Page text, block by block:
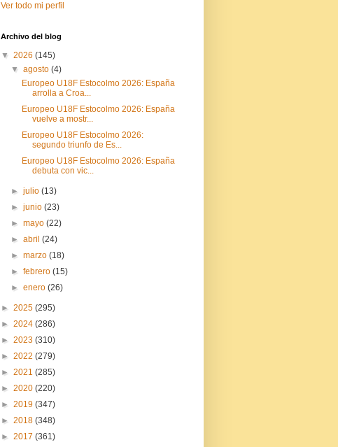
Ver todo mi perfil
Archivo del blog
▼ 2026 (145)
▼agosto(4)
Europeo U18F Estocolmo 2026: España
arrolla a Croa...
Europeo U18F Estocolmo 2026: España
vuelve a mostr...
Europeo U18F Estocolmo 2026:
segundo triunfo de Es...
Europeo U18F Estocolmo 2026: España
debuta con vic...
►julio(13)
►junio(23)
►mayo(22)
►abril(24)
►marzo(18)
►febrero(15)
►enero(26)
► 2025 (295)
► 2024 (286)
► 2023 (310)
► 2022 (279)
► 2021 (285)
► 2020 (220)
► 2019 (347)
► 2018 (348)
► 2017 (361)